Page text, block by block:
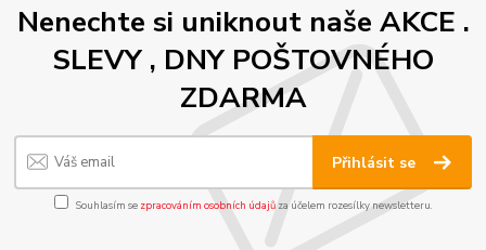
Nenechte si uniknout naše AKCE .
SLEVY , DNY POŠTOVNÉHO
ZDARMA
Přihlásit se
Souhlasím se zpracováním osobních údajůza účelem rozesílky newsletteru.